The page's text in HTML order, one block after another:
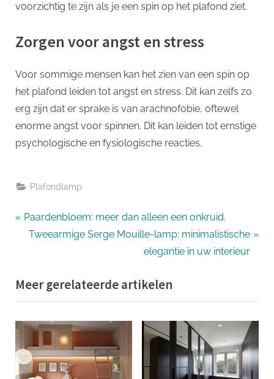
voorzichtig te zijn als je een spin op het plafond ziet.
Zorgen voor angst en stress
Voor sommige mensen kan het zien van een spin op
het plafond leiden tot angst en stress. Dit kan zelfs zo
erg zijn dat er sprake is van arachnofobie, oftewel
enorme angst voor spinnen. Dit kan leiden tot ernstige
psychologische en fysiologische reacties.
Plafondlamp
Bericht
navigatie
P
o
u
P
o
Paardenbloem: meer dan alleen een onkruid.
N
t
P
o
t
:
Tweearmige Serge Mouille-lamp: minimalistische
elegantie in uw interieur
Meer gerelateerde artikelen